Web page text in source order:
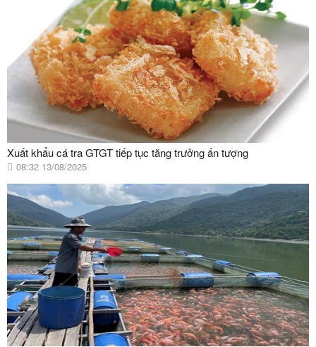
Xuất khẩu cá tra GTGT tiếp tục tăng trưởng ấn tượng
08:32 13/08/2025